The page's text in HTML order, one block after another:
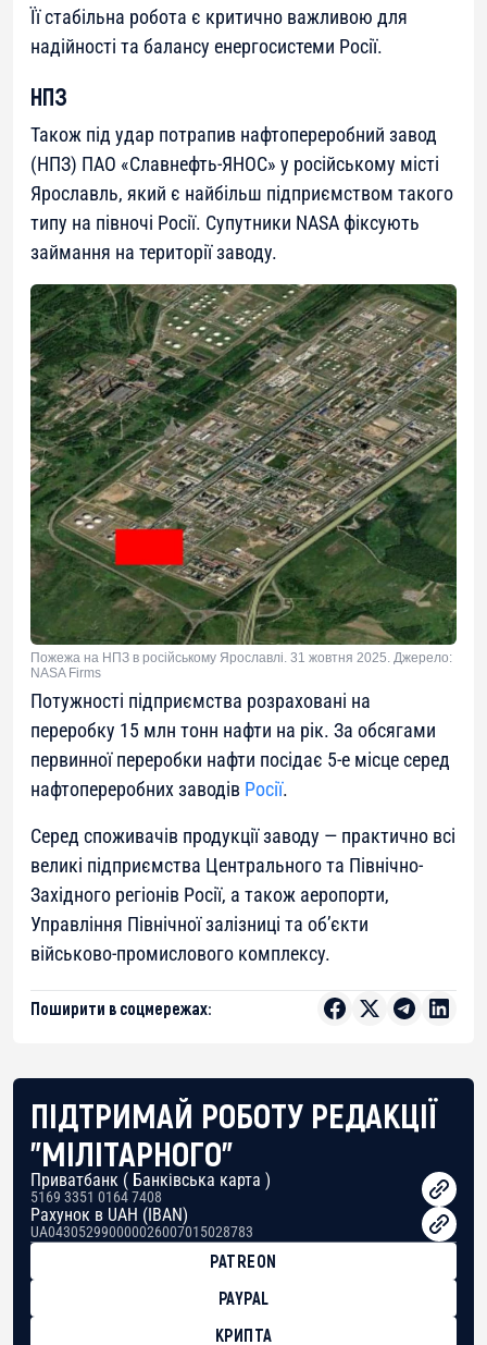
Її стабільна робота є критично важливою для
надійності та балансу енергосистеми Росії.
НПЗ
Також під удар потрапив нафтопереробний завод
(НПЗ) ПАО «Славнефть‑ЯНОС» у російському місті
Ярославль, який є найбільш підприємством такого
типу на півночі Росії. Супутники NASA фіксують
займання на території заводу.
Пожежа на НПЗ в російському Ярославлі. 31 жовтня 2025. Джерело:
NASA Firms
Потужності підприємства розраховані на
переробку 15 млн тонн нафти на рік. За обсягами
первинної переробки нафти посідає 5-е місце серед
нафтопереробних заводів Росії.
Серед споживачів продукції заводу — практично всі
великі підприємства Центрального та Північно-
Західного регіонів Росії, а також аеропорти,
Управління Північної залізниці та об’єкти
військово-промислового комплексу.
Поширити в соцмережах:
ПІДТРИМАЙ РОБОТУ РЕДАКЦІЇ
"МІЛІТАРНОГО"
Приватбанк ( Банківська карта )
5169 3351 0164 7408
Рахунок в UAH (IBAN)
UA043052990000026007015028783
PATREON
PAYPAL
КРИПТА